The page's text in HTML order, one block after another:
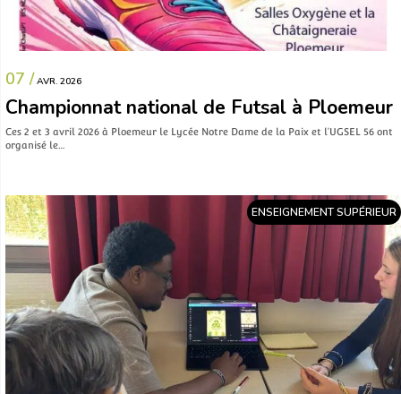
07 / AVR. 2026
Championnat national de Futsal à Ploemeur
Ces 2 et 3 avril 2026 à Ploemeur le Lycée Notre Dame de la Paix et l’UGSEL 56 ont
organisé le…
ENSEIGNEMENT SUPÉRIEUR